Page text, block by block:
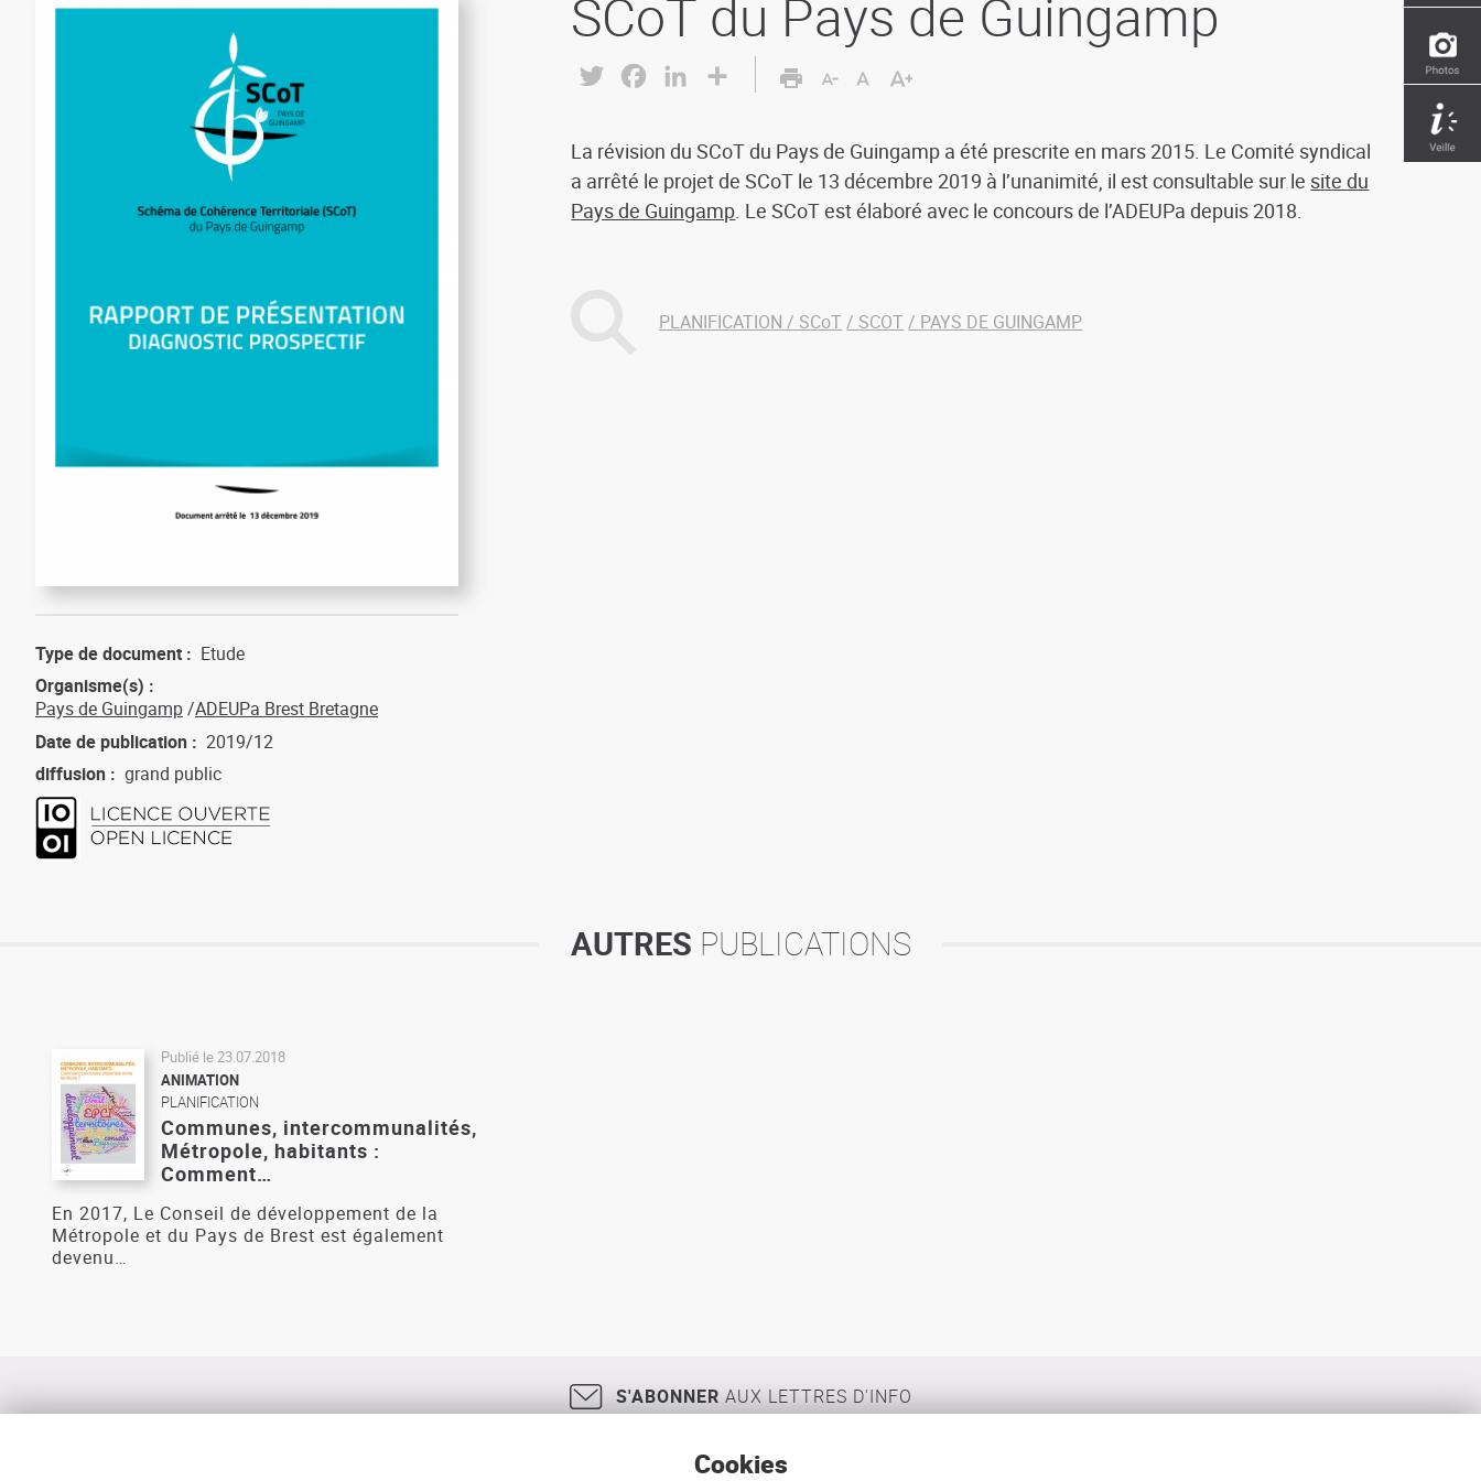
SCoT du Pays de Guingamp
Twitter FacebookLinkedIn
La révision du SCoT du Pays de Guingamp a été prescrite en mars 2015. Le Comité syndical
a arrêté le projet de SCoT le 13 décembre 2019 à l’unanimité, il est consultable sur le site du
Pays de Guingamp . Le SCoT est élaboré avec le concours de l’ADEUPa depuis 2018.
PLANIFICATION / SCoT SCOT PAYS DE GUINGAMP
Type de document
Etude
Organisme(s)
Pays de Guingamp ADEUPa Brest Bretagne
Date de publication
2019/12
diffusion
grand public
AUTRES PUBLICATIONS
Publié le 23.07.2018
ANIMATION
PLANIFICATION
Communes, intercommunalités,
Métropole, habitants :
Comment…
En 2017, Le Conseil de développement de la
Métropole et du Pays de Brest est également
devenu…
S'ABONNER AUX LETTRES D'INFO
Cookies